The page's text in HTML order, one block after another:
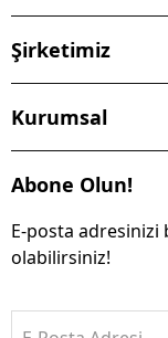
Şirketimiz
Kurumsal
Abone Olun!
E-posta
olabilirsiniz!